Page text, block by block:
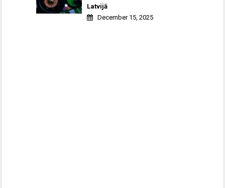
Latvijā
December 15, 2025